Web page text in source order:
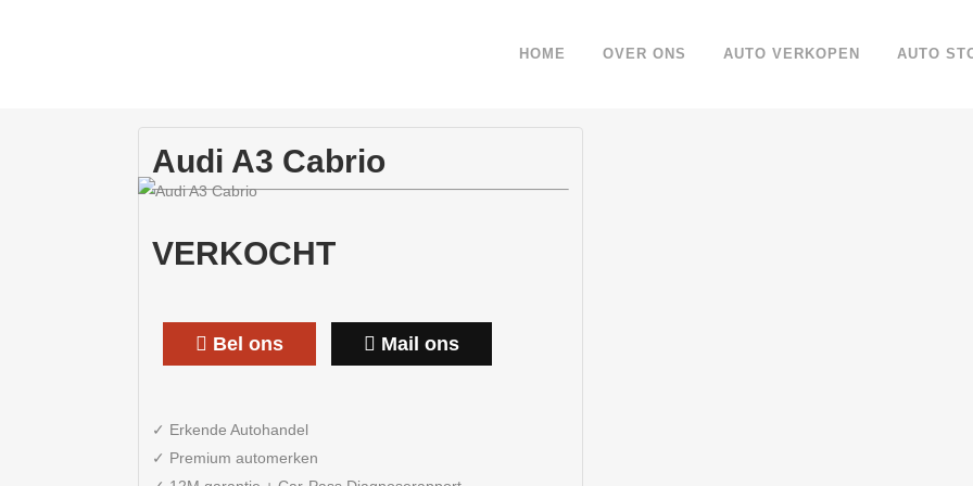
HOME OVER ONS AUTO VERKOPEN AUTO
Audi A3 Cabrio
VERKOCHT
Bel ons Mail ons
✓ Erkende Autohandel
✓ Premium automerken